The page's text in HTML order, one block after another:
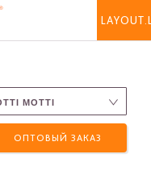
ОПТОВЫЙ ЗАКАЗ